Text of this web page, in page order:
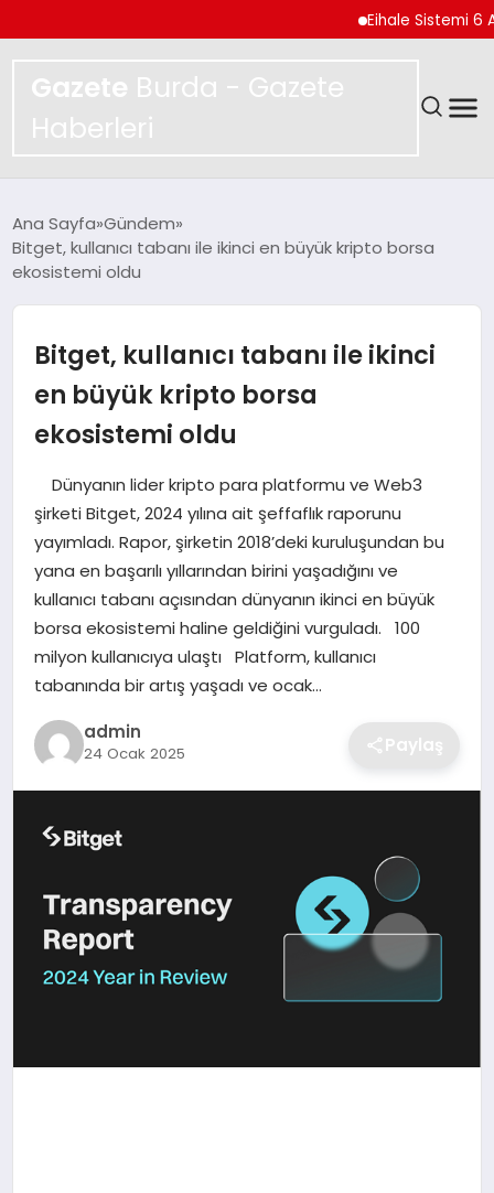
Eihale Sistemi 6 Ayda
Gazete Burda - Gazete
Haberleri
SPOR
YAŞAM
EKONOMI
TEKNOLOJI
SAĞLIK
EĞITIM
DÜNYA
SIYASET
Ana Sayfa Gündem
Bitget, kullanıcı tabanı ile ikinci en büyük kripto borsa
ekosistemi oldu
Bitget, kullanıcı tabanı ile ikinci
en büyük kripto borsa
ekosistemi oldu
Dünyanın lider kripto para platformu ve Web3
şirketi Bitget, 2024 yılına ait şeffaflık raporunu
yayımladı. Rapor, şirketin 2018’deki kuruluşundan bu
yana en başarılı yıllarından birini yaşadığını ve
kullanıcı tabanı açısından dünyanın ikinci en büyük
borsa ekosistemi haline geldiğini vurguladı. 100
milyon kullanıcıya ulaştı Platform, kullanıcı
tabanında bir artış yaşadı ve ocak…
admin
24 Ocak 2025 Paylaş